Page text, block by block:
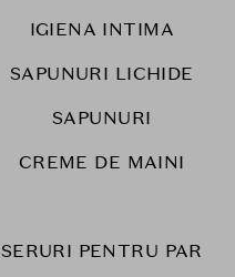
IGIENA INTIMA
SAPUNURI LICHIDE
SAPUNURI
CREME DE MAINI
SERURI PENTRU PAR